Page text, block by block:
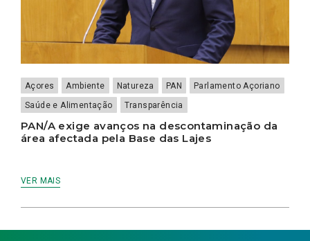
Açores Ambiente Natureza PAN
Parlamento Açoriano
Saúde e Alimentação
Transparência
PAN/A exige avanços na descontaminação da
área afectada pela Base das Lajes
VER MAIS